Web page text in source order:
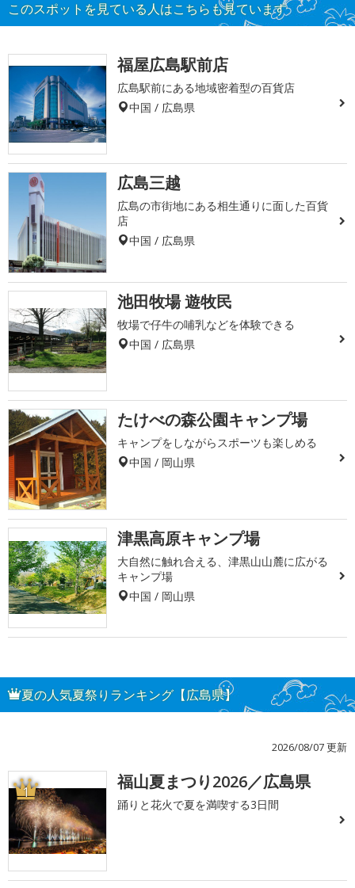
このスポットを見ている人はこちらも見ています
福屋広島駅前店
広島駅前にある地域密着型の百貨店
中国 / 広島県
広島三越
広島の市街地にある相生通りに面した百貨
店
中国 / 広島県
池田牧場 遊牧民
牧場で仔牛の哺乳などを体験できる
中国 / 広島県
たけべの森公園キャンプ場
キャンプをしながらスポーツも楽しめる
中国 / 岡山県
津黒高原キャンプ場
大自然に触れ合える、津黒山山麓に広がる
キャンプ場
中国 / 岡山県
夏の人気夏祭りランキング【広島県】
2026/08/07 更新
1 福山夏まつり2026／広島県
踊りと花火で夏を満喫する3日間